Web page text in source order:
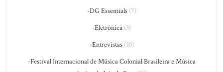
-DG Essentials(7)
-Eletrônica (3)
-Entrevistas(10)
-Festival Internacional de Música Colonial Brasileira e Música